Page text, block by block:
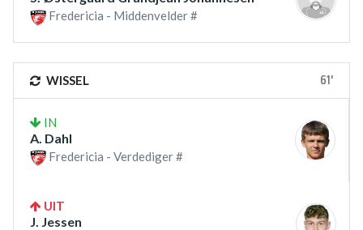
Fredericia - Middenvelder #
WISSEL 61'
IN
A. Dahl
Fredericia - Verdediger #
UIT
J. Jessen